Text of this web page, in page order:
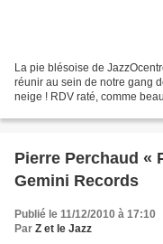
La pie blésoise de
réunir au sein de notre gang
neige ! RDV raté, comme
Pierre Perchaud «
Gemini Records
Publié le 11/12/2010 à 17:10
Par Z et le Jazz